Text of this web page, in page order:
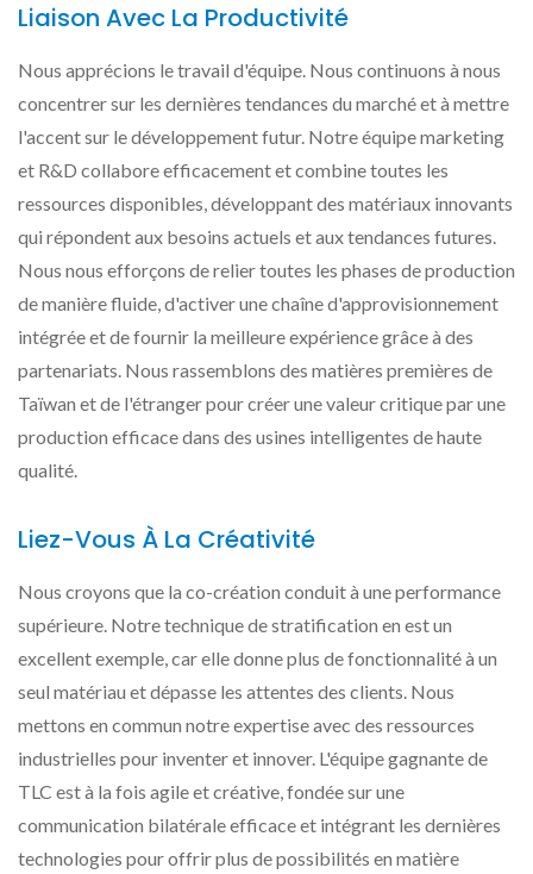
Liaison Avec La Productivité
Nous apprécions le travail d'équipe. Nous continuons à nous
concentrer sur les dernières tendances du marché et à mettre
l'accent sur le développement futur. Notre équipe marketing
et R&D collabore efficacement et combine toutes les
ressources disponibles, développant des matériaux innovants
qui répondent aux besoins actuels et aux tendances futures.
Nous nous efforçons de relier toutes les phases de production
de manière fluide, d'activer une chaîne d'approvisionnement
intégrée et de fournir la meilleure expérience grâce à des
partenariats. Nous rassemblons des matières premières de
Taïwan et de l'étranger pour créer une valeur critique par une
production efficace dans des usines intelligentes de haute
qualité.
Liez-Vous À La Créativité
Nous croyons que la co-création conduit à une performance
supérieure. Notre technique de stratification en est un
excellent exemple, car elle donne plus de fonctionnalité à un
seul matériau et dépasse les attentes des clients. Nous
mettons en commun notre expertise avec des ressources
industrielles pour inventer et innover. L'équipe gagnante de
TLC est à la fois agile et créative, fondée sur une
communication bilatérale efficace et intégrant les dernières
technologies pour offrir plus de possibilités en matière